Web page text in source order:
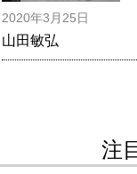
2020年3月25日
山田敏弘
注